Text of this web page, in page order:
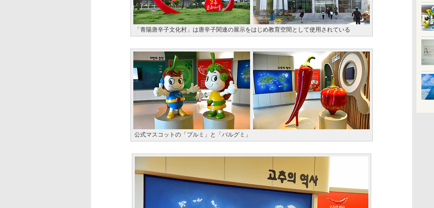
「青陽唐辛子文化村」は唐辛子関連の展示をはじめ教育空間として使用されている
公式マスコットの「プルミ」と「バルグミ」